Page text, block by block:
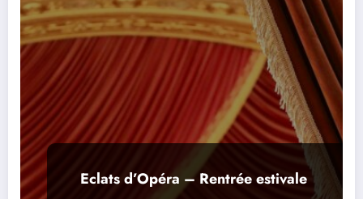
Eclats d’Opéra – Rentrée estivale